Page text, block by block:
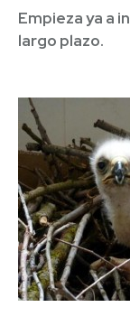
Empieza ya a
largo plazo.